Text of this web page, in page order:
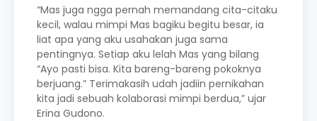
“Mas juga ngga pernah memandang cita-citaku
kecil, walau mimpi Mas bagiku begitu besar, ia
liat apa yang aku usahakan juga sama
pentingnya. Setiap aku lelah Mas yang bilang
“Ayo pasti bisa. Kita bareng-bareng pokoknya
berjuang.” Terimakasih udah jadiin pernikahan
kita jadi sebuah kolaborasi mimpi berdua,” ujar
Erina Gudono.